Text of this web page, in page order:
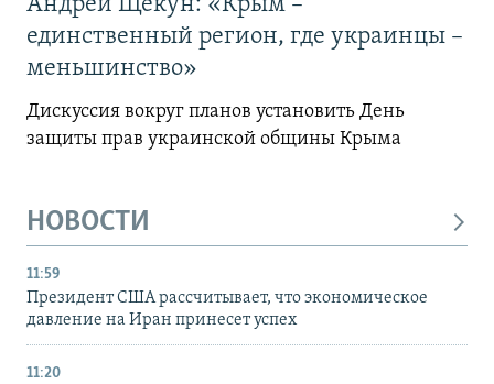
единственный регион, где украинцы –
меньшинство»
Дискуссия вокруг планов установить День
защиты прав украинской общины Крыма
НОВОСТИ
11:59
Президент США рассчитывает, что экономическое
давление на Иран принесет успех
11:20